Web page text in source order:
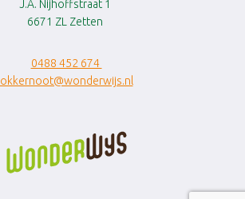
J.A. Nijhoffstraat 1
6671 ZL Zetten
0488 452 674
okkernoot@wonderwijs.nl